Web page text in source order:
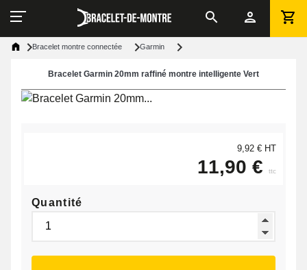
Bracelet montre connectée Garmin
Bracelet Garmin 20mm raffiné montre intelligente Vert
9,92 € HT
11,90 € ttc
Quantité